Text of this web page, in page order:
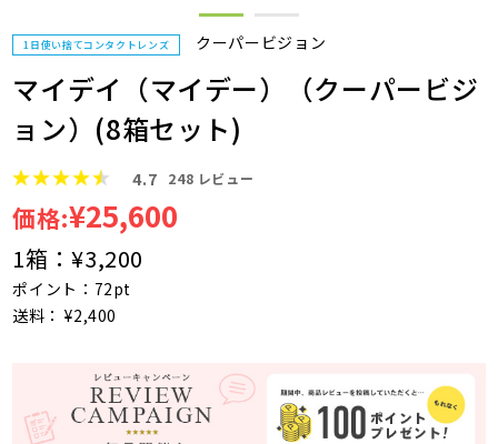
1日使い捨てコンタクトレンズ クーパービジョン
マイデイ（マイデー）（クーパービジ
ョン）(8箱セット)
4.7 248 レビュー
価格:¥25,600
1箱：¥3,200
ポイント：72pt
送料： ¥2,400